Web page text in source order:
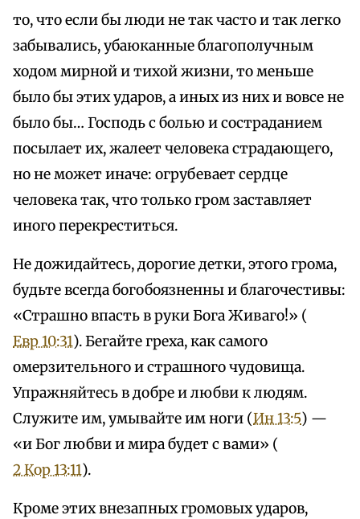
то, что если бы люди не так часто и так легко
забывались, убаюканные благополучным
ходом мирной и тихой жизни, то меньше
было бы этих ударов, а иных из них и вовсе не
было бы… Господь с болью и состраданием
посылает их, жалеет человека страдающего,
но не может иначе: огрубевает сердце
человека так, что только гром заставляет
иного перекреститься.
Не дожидайтесь, дорогие детки, этого грома,
будьте всегда богобоязненны и благочестивы:
«Страшно впасть в руки Бога Живаго!» (
Евр 10:31). Бегайте греха, как самого
омерзительного и страшного чудовища.
Упражняйтесь в добре и любви к людям.
Служите им, умывайте им ноги (Ин 13:5) —
«и Бог любви и мира будет с вами» (
2 Кор 13:11).
Кроме этих внезапных громовых ударов,